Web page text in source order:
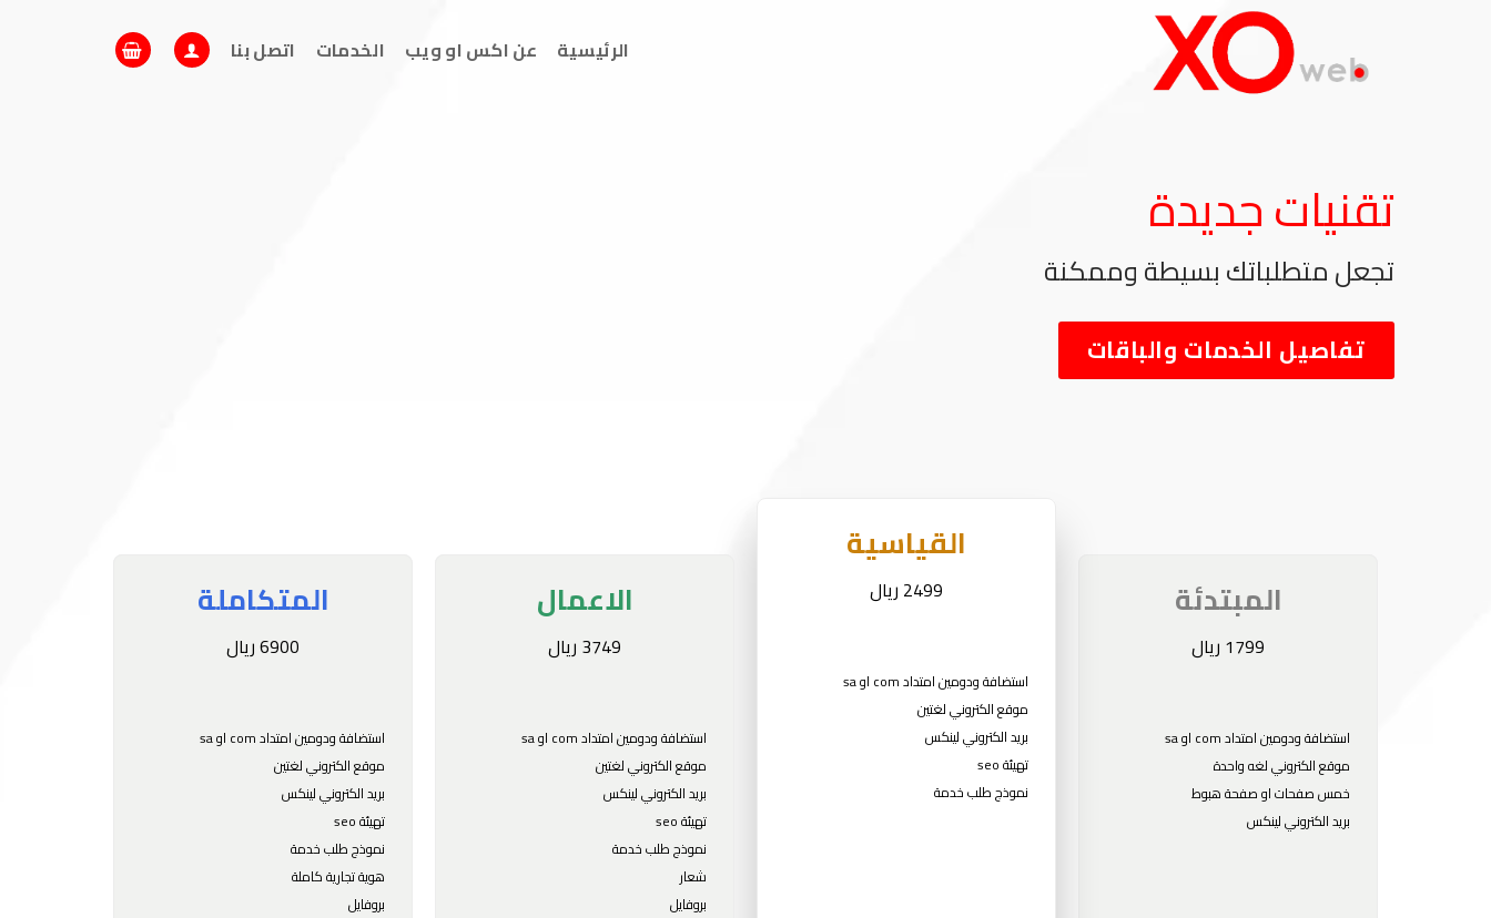
الرئيسية عن اكس او ويب الخدمات اتصل بنا
تقنيات جديدة
تجعل متطلباتك بسيطة وممكنة
تفاصيل الخدمات والباقات
المبتدئة
1799 ريال
استضافة ودومين امتداد com او sa
موقع الكتروني لغه واحدة
خمس صفحات او صفحة هبوط
بريد الكتروني لينكس
القياسية
2499 ريال
استضافة ودومين امتداد com او sa
موقع الكتروني لغتين
بريد الكتروني لينكس
تهيئة seo
نموذج طلب خدمة
الاعمال
3749 ريال
استضافة ودومين امتداد com او sa
موقع الكتروني لغتين
بريد الكتروني لينكس
تهيئة seo
نموذج طلب خدمة
شعار
بروفايل
المتكاملة
6900 ريال
استضافة ودومين امتداد com او sa
موقع الكتروني لغتين
بريد الكتروني لينكس
تهيئة seo
نموذج طلب خدمة
هوية تجارية كاملة
بروفايل